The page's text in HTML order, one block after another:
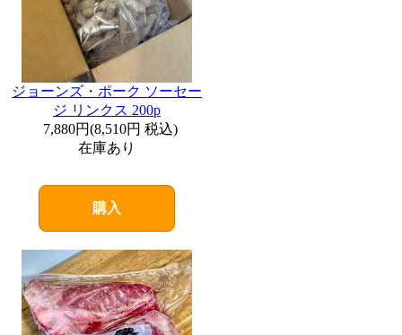
ジョーンズ・ポーク ソーセー
ジ リンクス 200p
7,880円(8,510円 税込)
在庫あり
購入